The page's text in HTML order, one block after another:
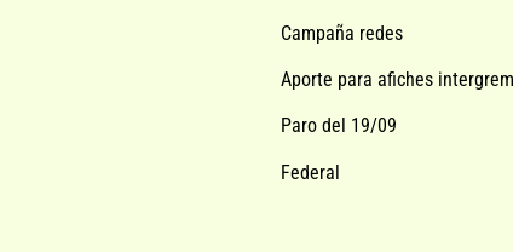
Campaña redes
Aporte para afiches
Paro del 19/09
Federal